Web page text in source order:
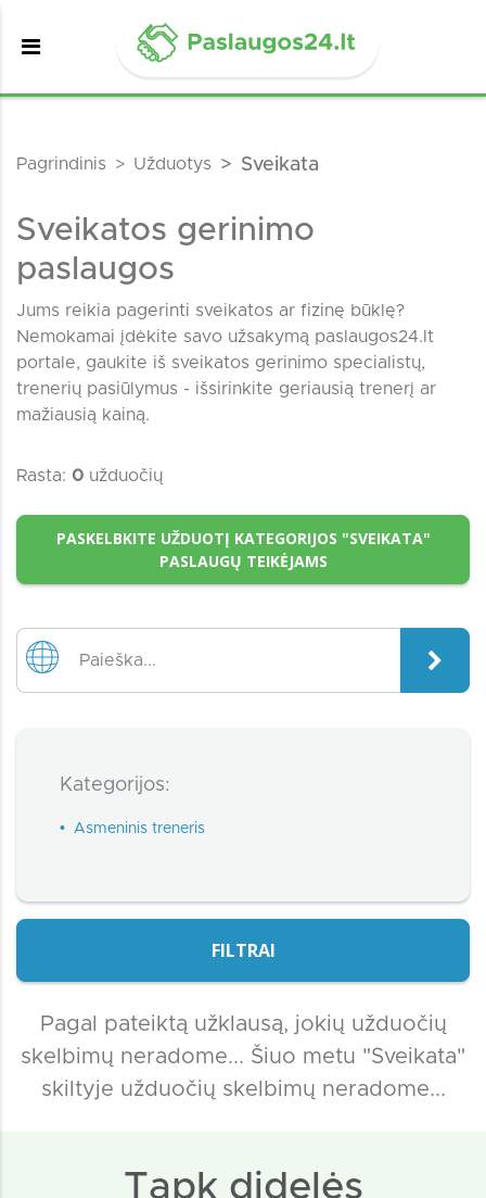
Pagrindinis Užduotys Sveikata
Sveikatos gerinimo
paslaugos
Jums reikia pagerinti sveikatos ar fizinę būklę?
Nemokamai įdėkite savo užsakymą paslaugos24.lt
portale, gaukite iš sveikatos gerinimo specialistų,
trenerių pasiūlymus - išsirinkite geriausią trenerį ar
mažiausią kainą.
Rasta: 0 užduočių
PASKELBKITE UŽDUOTĮ KATEGORIJOS "SVEIKATA"
PASLAUGŲ TEIKĖJAMS
Kategorijos:
• Asmeninis treneris
FILTRAI
Pagal pateiktą užklausą, jokių užduočių
skelbimų neradome... Šiuo metu "Sveikata"
skiltyje užduočių skelbimų neradome...
Tapk didelės